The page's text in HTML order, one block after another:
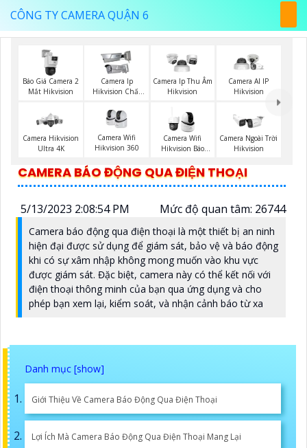
CÔNG TY CAMERA QUẬN 6
Báo Giá Camera 2
Mắt Hikvision
Camera Ip
Hikvision Chất
Camera Ip Thu Âm
Hikvision
Camera AI IP
Hikvision
Camera Hikvision
Ultra 4K
Camera Wifi
Hikvision 360
Camera Wifi
Hikvision Báo
Camera Ngoài Trời
Hikvision
CAMERA BÁO ĐỘNG QUA ĐIỆN THOẠI
5/13/2023 2:08:54 PM Mức độ quan tâm: 26744
Camera báo động qua điện thoại là một thiết bị an ninh
hiện đại được sử dụng để giám sát, bảo vệ và báo động
khi có sự xâm nhập không mong muốn vào khu vực
được giám sát. Đặc biệt, camera này có thể kết nối với
điện thoại thông minh của bạn qua ứng dụng và cho
phép bạn xem lại, kiểm soát, và nhận cảnh báo từ xa
Giới Thiệu Về Camera Báo Động Qua Điện Thoại
Lợi Ích Mà Camera Báo Động Qua Điện Thoại Mang Lại